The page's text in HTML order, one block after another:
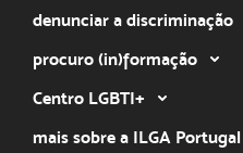
denunciar a discriminação
procuro (in)formação
Centro LGBTI+
mais sobre a ILGA Portugal